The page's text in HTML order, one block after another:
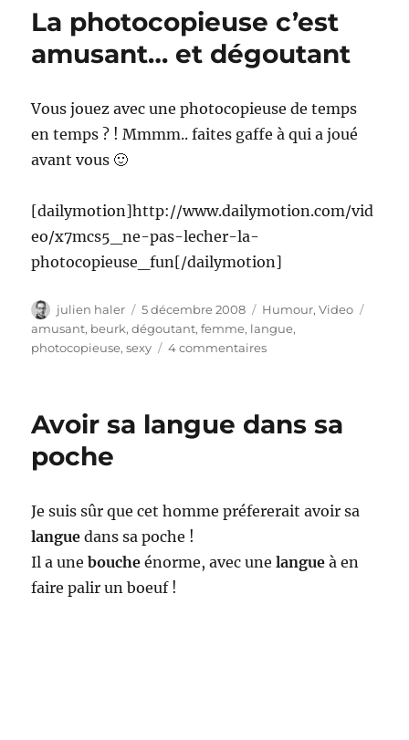
sexy
Camille
La photocopieuse c’est
amusant… et dégoutant
Vous jouez avec une photocopieuse de temps
en temps ? ! Mmmm.. faites gaffe à qui a joué
avant vous 🙂
[dailymotion]http://www.dailymotion.com/vid
eo/x7mcs5_ne-pas-lecher-la-
photocopieuse_fun[/dailymotion]
Auteur
julien haler
Publié
le
5 décembre 2008 Catégories
Humour,Video
amusant, beurk,dégoutant,femme, langue,
photocopieuse,sexy 4 commentairessur
amusant…
Avoir sa langue dans sa
poche
Je suis sûr que cet homme préfererait avoir sa
languedans sa poche !
Il a uneboucheénorme, avec unelangueà en
faire palir un boeuf !